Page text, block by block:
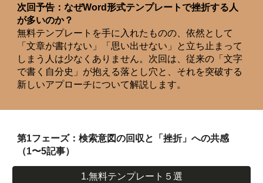
次回予告：なぜWord形式テンプレートで挫折する人
が多いのか？
無料テンプレートを手に入れたものの、依然として
「文章が書けない」「思い出せない」と立ち止まって
しまう人は少なくありません。次回は、従来の「文字
で書く自分史」が抱える落とし穴と、それを突破する
新しいアプローチについて解説します。
第1フェーズ：検索意図の回収と「挫折」への共感
（1〜5記事）
1.無料テンプレート５選